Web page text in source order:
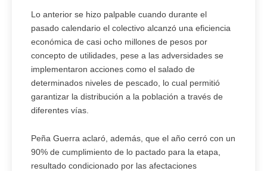
Lo anterior se hizo palpable cuando durante el
pasado calendario el colectivo alcanzó una eficiencia
económica de casi ocho millones de pesos por
concepto de utilidades, pese a las adversidades se
implementaron acciones como el salado de
determinados niveles de pescado, lo cual permitió
garantizar la distribución a la población a través de
diferentes vías.
Peña Guerra aclaró, además, que el año cerró con un
90% de cumplimiento de lo pactado para la etapa,
resultado condicionado por las afectaciones